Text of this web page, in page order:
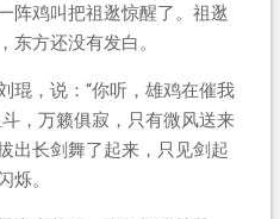
阵鸡叫把祖逖惊醒了。祖逖
东方还没有发白。
琨，说：“你听，雄鸡在催我
，万籁俱寂，只有微风送来
出长剑舞了起来，只见剑起
烁。